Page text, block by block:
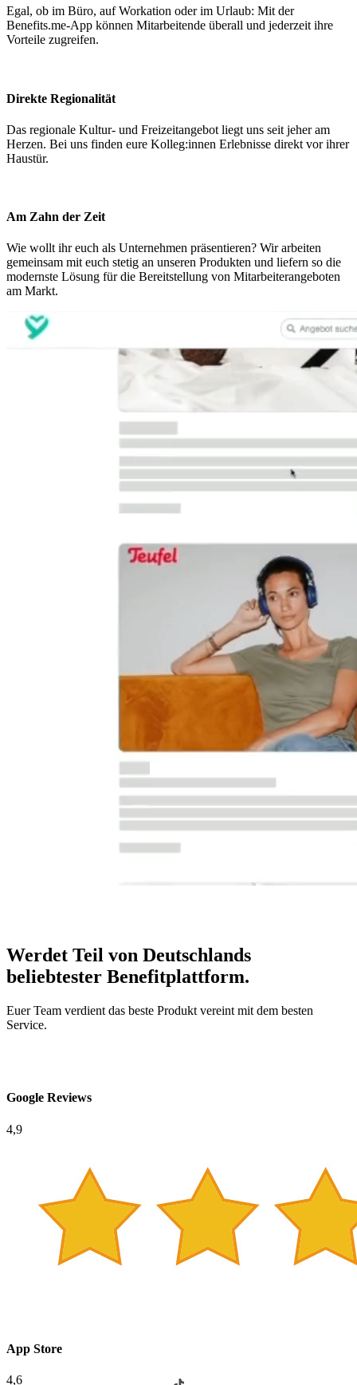
Egal, ob im Büro, auf Workation oder im Urlaub: Mit der
Benefits.me-App können Mitarbeitende überall und jederzeit ihre
Vorteile zugreifen.
Direkte Regionalität
Das regionale Kultur- und Freizeitangebot liegt uns seit jeher am
Herzen. Bei uns finden eure Kolleg:innen Erlebnisse direkt vor ihrer
Haustür.
Am Zahn der Zeit
Wie wollt ihr euch als Unternehmen präsentieren? Wir arbeiten
gemeinsam mit euch stetig an unseren Produkten und liefern so die
modernste Lösung für die Bereitstellung von Mitarbeiterangeboten
am Markt.
Werdet Teil von Deutschlands
beliebtester Benefitplattform.
Euer Team verdient das beste Produkt vereint mit dem besten
Service.
Google Reviews
4,9
App Store
4,6